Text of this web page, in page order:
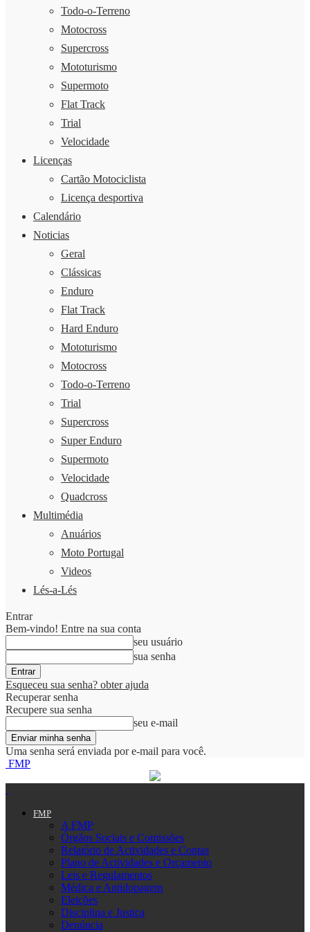
Todo-o-Terreno
Motocross
Supercross
Mototurismo
Supermoto
Flat Track
Trial
Velocidade
Licenças
Cartão Motociclista
Licença desportiva
Calendário
Noticias
Geral
Clássicas
Enduro
Flat Track
Hard Enduro
Mototurismo
Motocross
Todo-o-Terreno
Trial
Supercross
Super Enduro
Supermoto
Velocidade
Quadcross
Multimédia
Anuários
Moto Portugal
Videos
Lés-a-Lés
Entrar
Bem-vindo! Entre na sua conta
seu usuário
sua senha
Esqueceu sua senha? obter ajuda
Recuperar senha
Recupere sua senha
seu e-mail
Uma senha será enviada por e-mail para você.
FMP
FMP
A FMP
Órgãos Sociais e Comissões
Relatório de Actividades e Contas
Plano de Actividades e Orçamento
Leis e Regulamentos
Médica e Antidopagem
Eleições
Disciplina e Justiça
Denúncia